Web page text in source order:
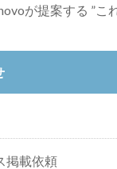
が提案する ”こ
掲載依頼